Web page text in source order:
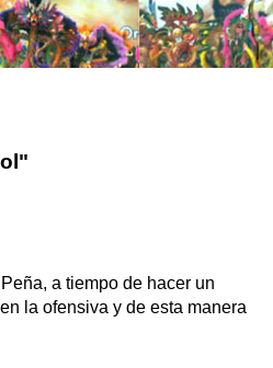
a tiempo de hacer un
la ofensiva y de esta manera